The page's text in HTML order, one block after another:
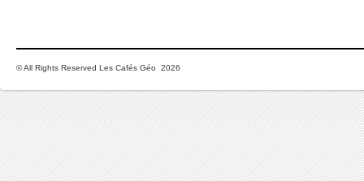
© All Rights Reserved Les Cafés Géo 2026